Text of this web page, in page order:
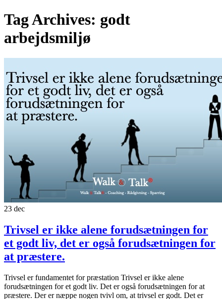
Tag Archives: godt
arbejdsmiljø
23 dec
Trivsel er ikke alene forudsætningen for
et godt liv, det er også forudsætningen for
at præstere.
Trivsel er fundamentet for præstation Trivsel er ikke alene
forudsætningen for et godt liv. Det er også forudsætningen for at
præstere. Der er næppe nogen tvivl om, at trivsel er godt. Det er